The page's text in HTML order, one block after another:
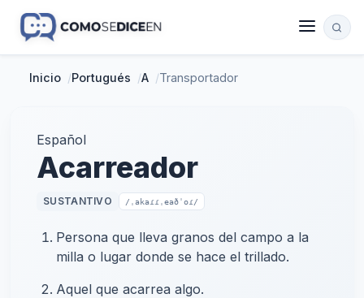
Inicio /Portugués /A /Transportador
Español
Acarreador
SUSTANTIVO /ˌakaɾɾˌeaðˈoɾ/
Persona que lleva granos del campo a la
milla o lugar donde se hace el trillado.
Aquel que acarrea algo.